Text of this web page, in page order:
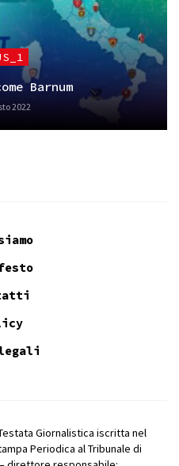
Barnum
2022
Giornalistica iscritta nel
Periodica al Tribunale di